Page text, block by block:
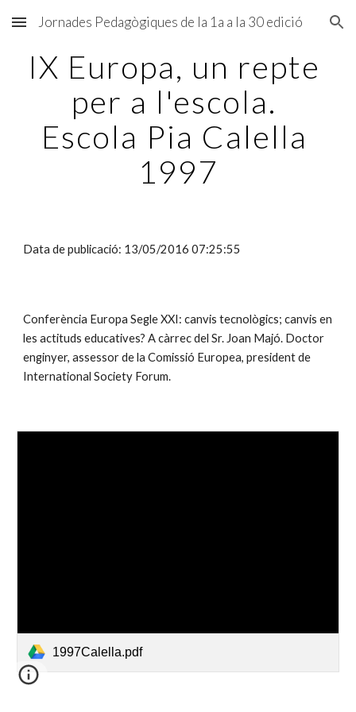
Skip to main content Skip to navigation
Jornades Pedagògiques de la 1a a la 30 edició
IX Europa, un repte
per a l'escola.
Escola Pia Calella
1997
Data de publicació: 13/05/2016 07:25:55
Conferència Europa Segle XXI: canvis tecnològics; canvis en
les actituds educatives? A càrrec del Sr. Joan Majó. Doctor
enginyer, assessor de la Comissió Europea, president de
International Society Forum.
1997Calella.pdf